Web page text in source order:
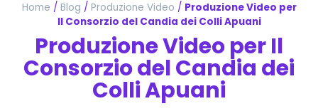
Home / Blog / Produzione Video / Produzione Video per
Il Consorzio del Candia dei Colli Apuani
Produzione Video per Il
Consorzio del Candia dei
Colli Apuani